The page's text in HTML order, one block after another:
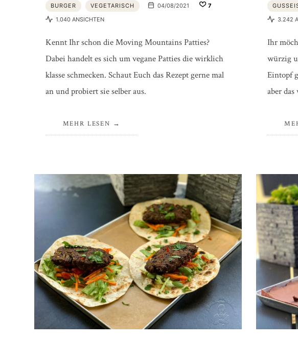
BURGER VEGETARISCH 04/08/2021
7
1.040 ANSICHTEN
Kennt Ihr schon die Moving Mountains Patties?
Dabei handelt es sich um vegane Patties die wirklich
klasse schmecken. Schaut Euch das Rezept gerne mal
an und probiert sie selber aus.
MEHR LESEN
3.242
Ihr
würzig
Eintopf
aber